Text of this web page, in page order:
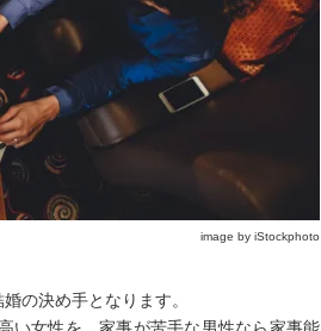
image by iStockphoto
の決め手となります。
い女性を、家事が苦手な男性なら家事能